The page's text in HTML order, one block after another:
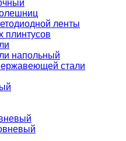
ленты
плинтусов
напольный
стали